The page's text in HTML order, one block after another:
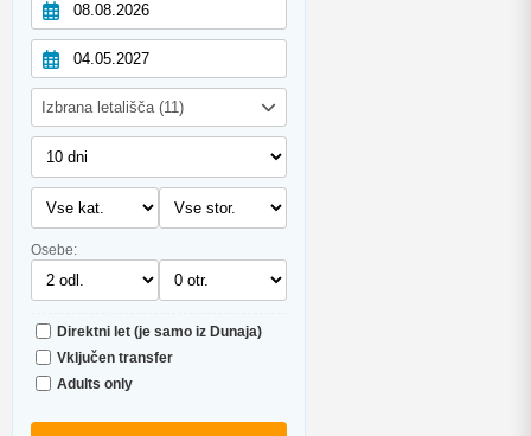
Izbrana letališča (11)
Osebe:
Direktni let (je samo iz Dunaja)
Vključen transfer
Adults only